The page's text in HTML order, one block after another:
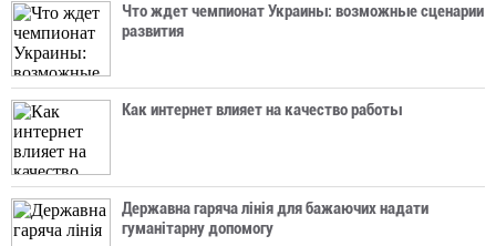
Что ждет чемпионат Украины: возможные сценарии
развития
Как интернет влияет на качество работы
Державна гаряча лінія для бажаючих надати
гуманітарну допомогу